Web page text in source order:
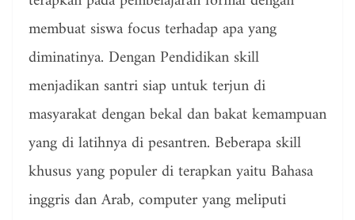
membuat siswa focus terhadap apa yang
diminatinya. Dengan Pendidikan skill
menjadikan santri siap untuk terjun di
masyarakat dengan bekal dan bakat kemampuan
yang di latihnya di pesantren. Beberapa skill
khusus yang populer di terapkan yaitu Bahasa
inggris dan Arab, computer yang meliputi